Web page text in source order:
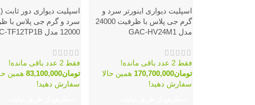
اسپلیت دیواری اینورتر سرد و
گرم جی پلاس با ظرفیت 24000
مدل GAC-HV24M1
فقط 2 عدد باقی مانده!
تومان170,700,000 همین حالا
سفارش دهید!
سرد و گرم جی پلاس با
12000 مدل GAC-TF12TP1B
فقط 2 عدد باقی مانده!
تومان83,100,000 همین
سفارش دهید!